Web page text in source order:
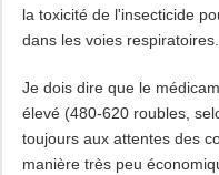
la toxicité de l'insecticide
dans les voies respiratoires.
Je dois dire que le
élevé (480-620 roubles,
toujours aux attentes des
manière très peu